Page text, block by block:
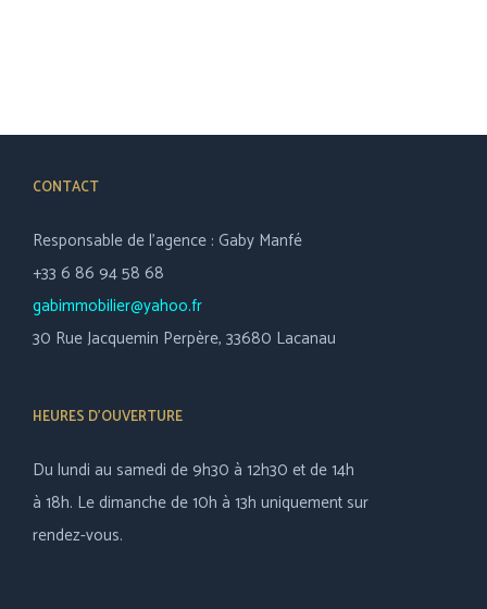
CONTACT
Responsable de l’agence : Gaby Manfé
+33 6 86 94 58 68
gabimmobilier@yahoo.fr
30 Rue Jacquemin Perpère, 33680 Lacanau
HEURES D’OUVERTURE
Du lundi au samedi de 9h30 à 12h30 et de 14h
à 18h. Le dimanche de 10h à 13h uniquement sur
rendez-vous.